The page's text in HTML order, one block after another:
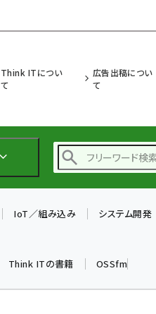
Think ITについ
て
広告出稿につい
て
仲間と築
IoT／組み込み システム開発
Think ITの書籍 OSSfm